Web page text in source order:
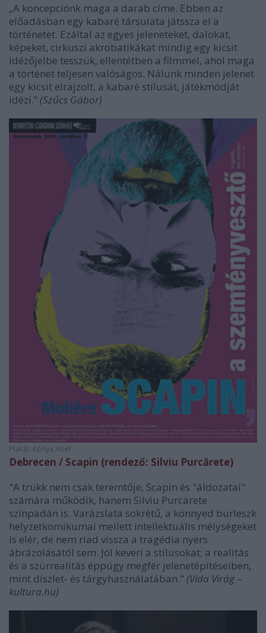
„A koncepciónk maga a darab címe. Ebben az
előadásban egy kabaré társulata játssza el a
történetet. Ezáltal az egyes jeleneteket, dalokat,
képeket, cirkuszi akrobatikákat mindig egy kicsit
idézőjelbe tesszük, ellentétben a filmmel, ahol maga
a történet teljesen valóságos. Nálunk minden jelenet
egy kicsit elrajzolt, a kabaré stílusát, játékmódját
idézi.” (Szűcs Gábor)
Plakát: Kónya Ábel
Debrecen / Scapin (rendező: Silviu Purcărete)
"A trükk nem csak teremtője, Scapin és "áldozatai"
számára működik, hanem Silviu Purcarete
színpadán is. Varázslata sokrétű, a könnyed burleszk
helyzetkomikumai mellett intellektuális mélységeket
is elér, de nem riad vissza a tragédia nyers
ábrázolásától sem. Jól keveri a stílusokat; a realitás
és a szürrealitás éppúgy megfér jelenetépítéseiben,
mint díszlet- és tárgyhasználatában." (Vida Virág –
kultura.hu)